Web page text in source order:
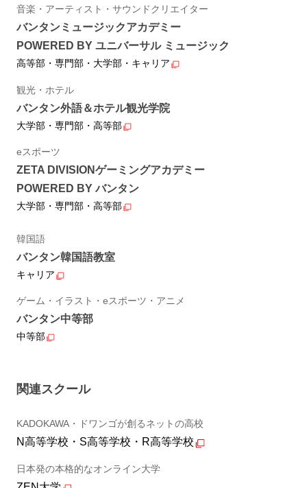
音楽・アーティスト・サウンドクリエイター
バンタンミュージックアカデミー
POWERED BY ユニバーサル ミュージック
高等部・専門部・大学部・キャリア
観光・ホテル
バンタン外語＆ホテル観光学院
大学部・専門部・高等部
eスポーツ
ZETA DIVISIONゲーミングアカデミー
POWERED BY バンタン
大学部・専門部・高等部
韓国語
バンタン韓国語教室
キャリア
ゲーム・イラスト・eスポーツ・アニメ
バンタン中等部
中等部
関連スクール
KADOKAWA・ドワンゴが創るネットの高校
N高等学校・S高等学校・R高等学校
日本発の本格的なオンライン大学